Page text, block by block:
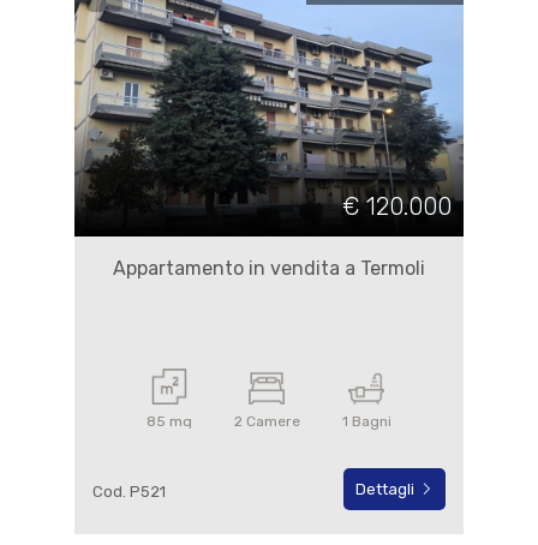
€ 120.000
Appartamento in vendita a Termoli
85 mq 2 Camere 1 Bagni
Cod. P521 Dettagli